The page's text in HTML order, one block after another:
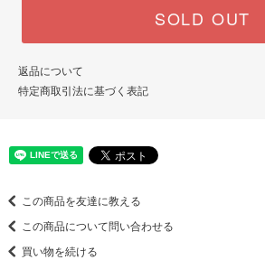
SOLD OUT
返品について
特定商取引法に基づく表記
この商品を友達に教える
この商品について問い合わせる
買い物を続ける